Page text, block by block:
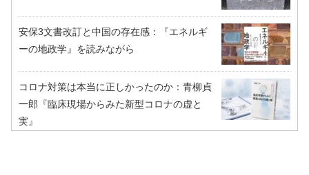
安保3文書改訂と中国の存在感：『エネルギ
ーの地政学』を読みながら
コロナ対策は本当に正しかったのか：青柳貞
一郎『臨床現場からみた新型コロナの虚と
実』